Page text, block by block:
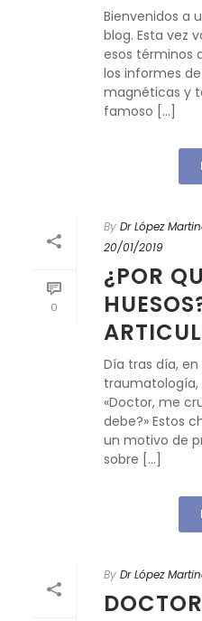
Bienvenidos a
blog. Esta vez
esos términos
los informes
magnéticas y
famoso [...]
0
By Dr López
20/01/2019
¿POR
Día tras día,
traumatología,
«Doctor, me
debe?» Estos
un motivo de
sobre [...]
By Dr López